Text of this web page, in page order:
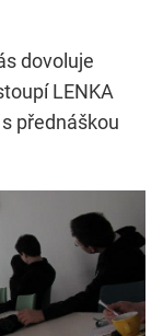
dovoluje
LENKA
s přednáškou